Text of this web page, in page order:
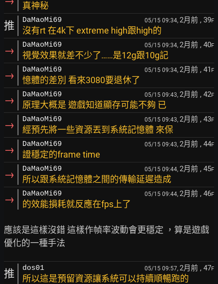
真神秘
推 DaMaoMi69 05/15 09:34, 2月前 , 39F
沒有rt 在4k下 extreme high跟high的
→ DaMaoMi69 05/15 09:34, 2月前 , 40F
視覺效果就差不少了……是12g跟10g記
→ DaMaoMi69 05/15 09:34, 2月前 , 41 F
憶體的差別 看來3080要退休了
→ DaMaoMi69 05/15 09:43, 2月前 , 42F
原理大概是 遊戲知道顯存可能不夠 已
→ DaMaoMi69 05/15 09:43, 2月前 , 43F
經預先將一些資源丟到系統記憶體 來保
→ DaMaoMi69 05/15 09:43, 2月前 , 44F
證穩定的frame time
→ DaMaoMi69 05/15 09:44, 2月前 , 45F
所以跟系統記憶體之間的傳輸延遲造成
→ DaMaoMi69 05/15 09:44, 2月前 , 46F
的效能損耗就反應在fps上了
應該是這樣沒錯 這樣作幀率波動會更穩定 ，算是遊戲
推 dos01 05/15 09:57, 2月前 , 47F
所以這是預留資源讓系統可以持續順暢跑的